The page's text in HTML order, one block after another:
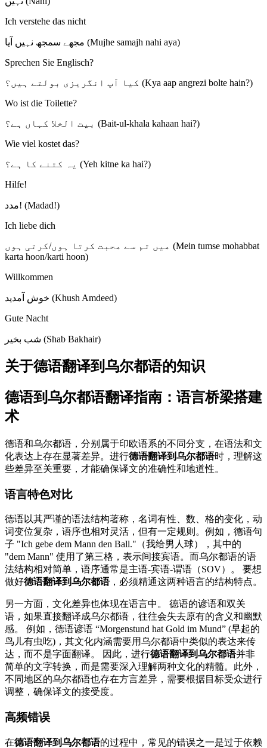
Ich verstehe das nicht
مجھے سمجھ نہیں آیا (Mujhe samajh nahi aya)
Sprechen Sie Englisch?
کیا آپ انگریزی بولتے ہیں؟ (Kya aap angrezi bolte hain?)
Wo ist die Toilette?
بیت الخلا کہاں ہے؟ (Bait-ul-khala kahaan hai?)
Wie viel kostet das?
یہ کتنے کا ہے؟ (Yeh kitne ka hai?)
Hilfe!
مدد! (Madad!)
Ich liebe dich
میں تم سے محبت کرتا ہوں/کرتی ہوں (Mein tumse mohabbat
karta hoon/karti hoon)
Willkommen
خوش آمدید (Khush Amdeed)
Gute Nacht
شب بخیر (Shab Bakhair)
关于德语翻译到乌尔都语的知识
德语到乌尔都语翻译指南：语言桥梁搭建
术
德语和乌尔都语，分别属于印欧语系的不同分支，在语法和文
化表达上存在显著差异。进行德语翻译到乌尔都语时，理解这
些差异至关重要，才能确保译文的准确性和地道性。
语言特色对比
德语以其严谨的语法结构著称，名词有性、数、格的变化，动
词变位复杂，语序也相对灵活，但有一定规则。例如，德语句
子 "Ich gebe dem Mann den Ball."（我给男人球），其中的
"dem Mann" 使用了第三格，表示间接宾语。而乌尔都语的语
法结构相对简单，语序通常是主语-宾语-谓语（SOV）。 要想
做好德语翻译到乌尔都语，必须精通这两种语言的结构特点。
另一方面，文化差异也体现在语言中。 德语的谚语和双关
语，如果直接翻译成乌尔都语，往往会失去原有的含义和幽默
感。 例如，德语谚语 “Morgenstund hat Gold im Mund” (早起的
鸟儿有虫吃)，其文化内涵需要用乌尔都语中类似的表达来传
达，而不是字面翻译。 因此，进行德语翻译到乌尔都语并非
简单的文字转换，而是需要深入理解两种文化的精髓。此外，
不同地区的乌尔都语也存在方言差异，需要根据目标受众进行
调整，确保译文的接受度。
高频错误
在德语翻译到乌尔都语的过程中，常见的错误之一是过于依赖